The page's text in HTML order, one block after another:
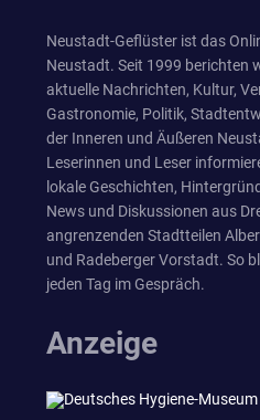
Neustadt-Geflüster ist das
Neustadt. Seit 1999 berichten
aktuelle Nachrichten, Kultur,
Gastronomie, Politik,
der Inneren und Äußeren
Leserinnen und Leser
lokale Geschichten,
News und Diskussionen aus
angrenzenden Stadtteilen
und Radeberger Vorstadt. So
jeden Tag im Gespräch.
Anzeige